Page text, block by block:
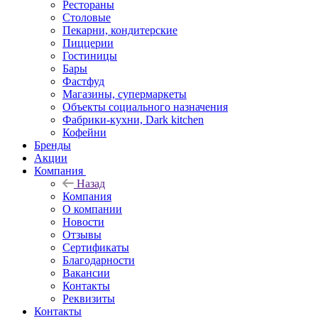
Рестораны
Столовые
Пекарни, кондитерские
Пиццерии
Гостиницы
Бары
Фастфуд
Магазины, супермаркеты
Объекты социального назначения
Фабрики-кухни, Dark kitchen
Кофейни
Бренды
Акции
Компания
Назад
Компания
О компании
Новости
Отзывы
Сертификаты
Благодарности
Вакансии
Контакты
Реквизиты
Контакты